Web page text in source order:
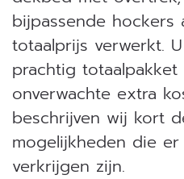
bijpassende
totaalprijs verwerkt.
prachtig
onverwachte extra
beschrijven wij kort
mogelijkheden die
verkrijgen zijn.